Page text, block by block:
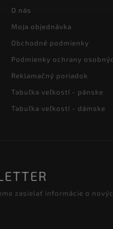
O nás
Moja objednávka
Obchodné podmienky
Podmienky ochrany
Reklamačný poriadok
Tabuľka veľkostí - pánske
Tabuľka veľkostí - dámske
zasielať informácie o